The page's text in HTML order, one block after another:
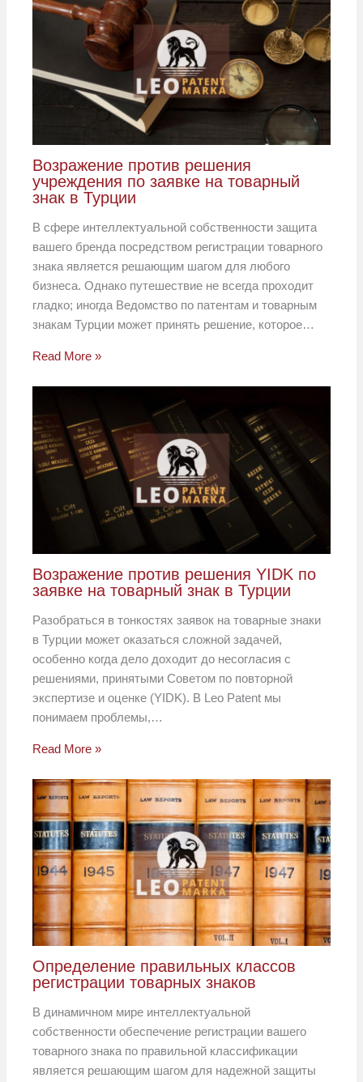
Возражение против решения
учреждения по заявке на товарный
знак в Турции
В сфере интеллектуальной собственности защита
вашего бренда посредством регистрации товарного
знака является решающим шагом для любого
бизнеса. Однако путешествие не всегда проходит
гладко; иногда Ведомство по патентам и товарным
знакам Турции может принять решение, которое…
Read More »
Возражение против решения YIDK по
заявке на товарный знак в Турции
Разобраться в тонкостях заявок на товарные знаки
в Турции может оказаться сложной задачей,
особенно когда дело доходит до несогласия с
решениями, принятыми Советом по повторной
экспертизе и оценке (YIDK). В Leo Patent мы
понимаем проблемы,…
Read More »
Определение правильных классов
регистрации товарных знаков
В динамичном мире интеллектуальной
собственности обеспечение регистрации вашего
товарного знака по правильной классификации
является решающим шагом для надежной защиты